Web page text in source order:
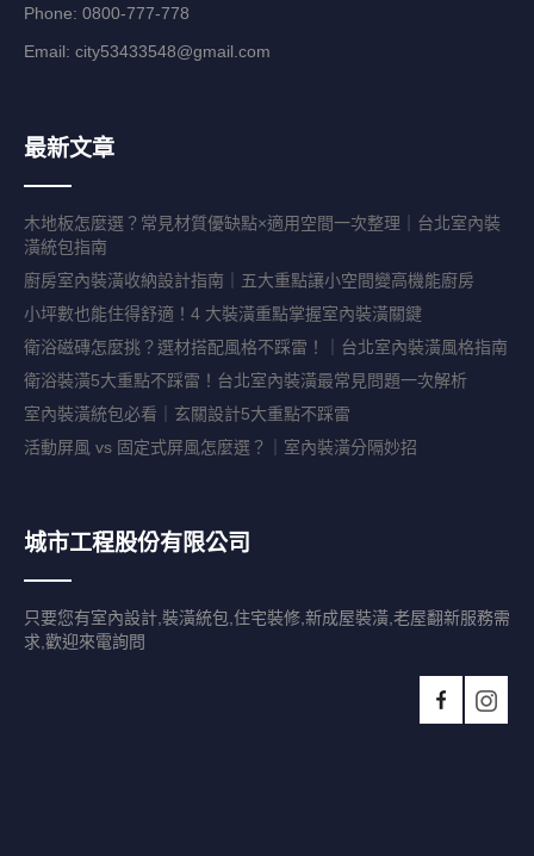
Phone: 0800-777-778
Email: city53433548@gmail.com
最新文章
木地板怎麼選？常見材質優缺點×適用空間一次整理｜台北室內裝
潢統包指南
廚房室內裝潢收納設計指南｜五大重點讓小空間變高機能廚房
小坪數也能住得舒適！4 大裝潢重點掌握室內裝潢關鍵
衛浴磁磚怎麼挑？選材搭配風格不踩雷！｜台北室內裝潢風格指南
衛浴裝潢5大重點不踩雷！台北室內裝潢最常見問題一次解析
室內裝潢統包必看｜玄關設計5大重點不踩雷
活動屏風 vs 固定式屏風怎麼選？｜室內裝潢分隔妙招
城市工程股份有限公司
只要您有室內設計,裝潢統包,住宅裝修,新成屋裝潢,老屋翻新服務需
求,歡迎來電詢問